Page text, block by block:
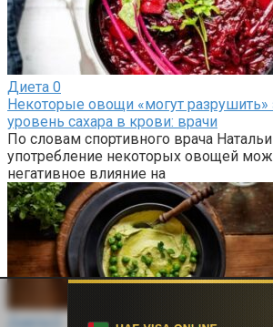
Диета 0
Некоторые овощи «могут
уровень сахара в крови: врачи
По словам спортивного врача
употребление некоторых овощей
негативное влияние на